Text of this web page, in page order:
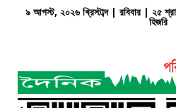
৯ আগস্ট, ২০২৬ খ্রিস্টাব্দ | রবিবার | ২৫
হিজরি